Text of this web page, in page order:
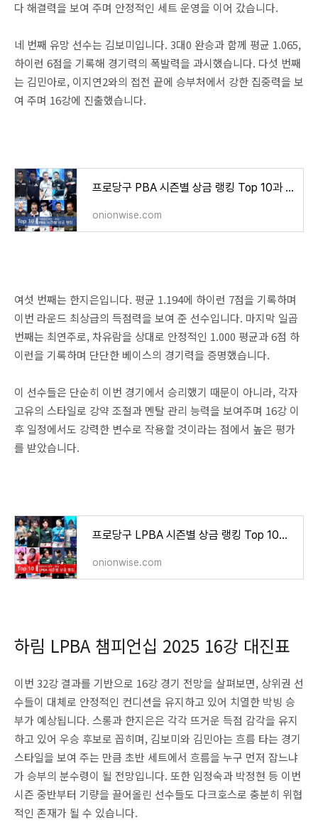
다 해결력을 보여 주며 안정적인 세트 운영을 이어 갔습니다.
네 번째 유망 선수는 김보미입니다. 3대0 완승과 함께 평균 1.065,
하이런 6점을 기록해 경기력의 폭발력을 과시했습니다. 다섯 번째
는 김민아로, 이지연2와의 접전 끝에 승부처에서 강한 집중력을 보
여 주며 16강에 진출했습니다.
프로당구 PBA 시즌별 상금 랭킹 Top 10과 PBA 월드챔피언십 우승자 현황
onionwise.com
여섯 번째는 한지은입니다. 평균 1.194에 하이런 7점을 기록하며
이번 라운드 최상급의 득점력을 보여 준 선수입니다. 마지막 일곱
번째는 최연주로, 차유람을 상대로 안정적인 1.000 평균과 6점 하
이런을 기록하며 단단한 베이스의 경기력을 증명했습니다.
이 선수들은 단순히 이번 경기에서 승리했기 때문이 아니라, 각자
고유의 스타일로 강약 조절과 멘탈 관리 능력을 보여주며 16강 이
후 일정에서도 강력한 변수로 작용할 것이라는 점에서 높은 평가
를 받았습니다.
프로당구 LPBA 시즌별 상금 랭킹 Top 10과 LPBA 월드챔피언십 우승자 현황
onionwise.com
하림 LPBA 챔피언십 2025 16강 대진표
이번 32강 결과를 기반으로 16강 경기 전망을 살펴보면, 상위권 선
수들이 대체로 안정적인 컨디션을 유지하고 있어 치열한 박빙 승
부가 예상됩니다. 스롱과 한지은은 각각 뜨거운 득점 감각을 유지
하고 있어 우승 후보로 꼽히며, 김보미와 김민아는 흐름 타는 경기
스타일을 보여 주는 만큼 초반 세트에서 흐름을 누구 먼저 잡느냐
가 승부의 분수령이 될 전망입니다. 또한 임정숙과 박정현 등 이번
시즌 중반부터 기량을 끌어올린 선수들도 다크호스로 충분히 위협
적인 존재가 될 수 있습니다.